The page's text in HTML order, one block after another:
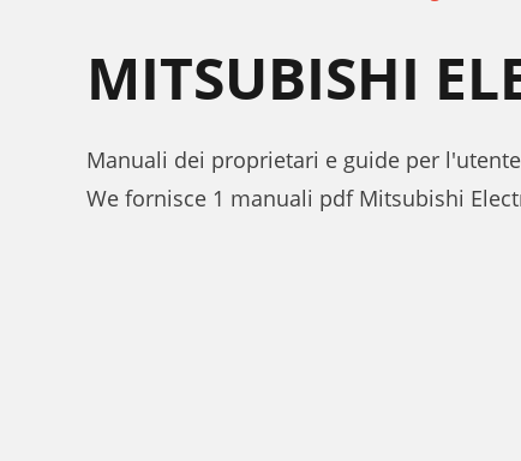
MITSUBISHI
Manuali dei proprietari e guide per
We fornisce 1 manuali pdf Mitsubishi